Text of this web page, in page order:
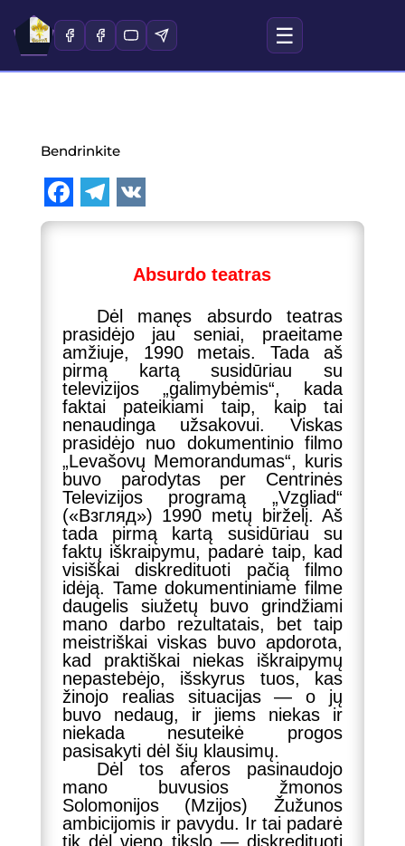
☰
Bendrinkite
F
b
T
e
g
r
a
m
V
Absurdo teatras
Dėl manęs absurdo teatras
prasidėjo jau seniai, praeitame
amžiuje, 1990 metais. Tada aš
pirmą kartą susidūriau su
televizijos „galimybėmis“, kada
faktai pateikiami taip, kaip tai
nenaudinga užsakovui. Viskas
prasidėjo nuo dokumentinio filmo
„Levašovų Memorandumas“, kuris
buvo parodytas per Centrinės
Televizijos programą „Vzgliad“
(«Взгляд») 1990 metų birželį. Aš
tada pirmą kartą susidūriau su
faktų iškraipymu, padarė taip, kad
visiškai diskredituoti pačią filmo
idėją. Tame dokumentiniame filme
daugelis siužetų buvo grindžiami
mano darbo rezultatais, bet taip
meistriškai viskas buvo apdorota,
kad praktiškai niekas iškraipymų
nepastebėjo, išskyrus tuos, kas
žinojo realias situacijas — o jų
buvo nedaug, ir jiems niekas ir
niekada nesuteikė progos
pasisakyti dėl šių klausimų.
Dėl tos aferos pasinaudojo
mano buvusios žmonos
Solomonijos (Mzijos) Žužunos
ambicijomis ir pavydu. Ir tai padarė
tik dėl vieno tikslo — diskredituoti